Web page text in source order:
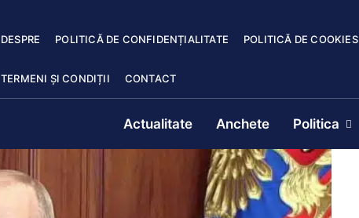
DESPRE POLITICĂ DE CONFIDENȚIALITATE POLITICĂ DE COOKIES
TERMENI ȘI CONDIȚII CONTACT
Actualitate Anchete Politica